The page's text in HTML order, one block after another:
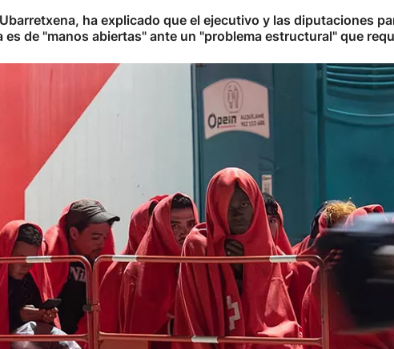
ha explicado que el ejecutivo y las diputaciones
de "manos abiertas" ante un "problema estructural" que